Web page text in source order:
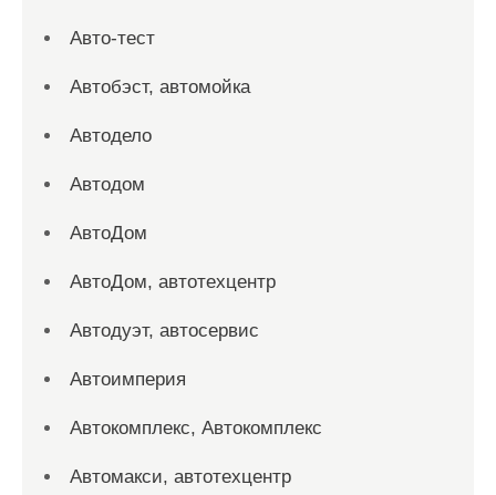
Авто-тест
Автобэст, автомойка
Автодело
Автодом
АвтоДом
АвтоДом, автотехцентр
Автодуэт, автосервис
Автоимперия
Автокомплекс, Автокомплекс
Автомакси, автотехцентр